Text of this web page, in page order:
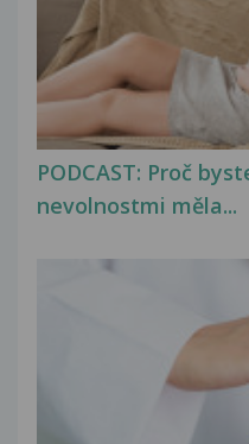
PODCAST: Proč
nevolnostmi měla...